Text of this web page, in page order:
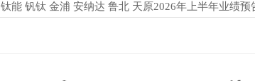
钛能 钒钛 金浦 安纳达 鲁北 天原2026年上半年业绩预